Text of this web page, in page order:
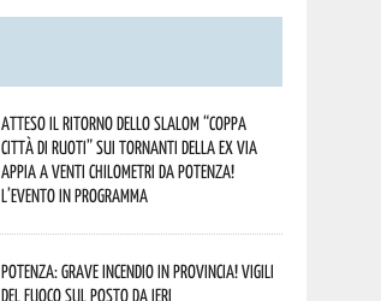
Atteso il ritorno dello slalom “Coppa
Città di Ruoti” sui tornanti della ex via
Appia a venti chilometri da Potenza!
L’evento in programma
Potenza: grave incendio in Provincia! Vigili
del fuoco sul posto da ieri